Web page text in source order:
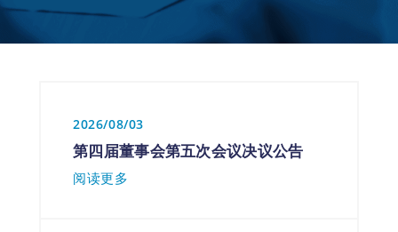
2026/08/03
第四届董事会第五次会议决议公告
阅读更多